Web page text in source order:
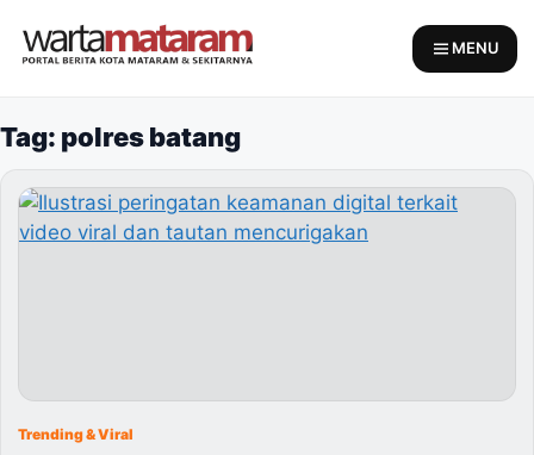
MENU
Tag: polres batang
Trending & Viral